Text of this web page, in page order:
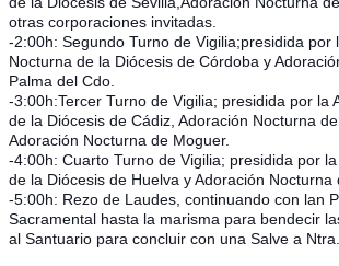
otras corporaciones invitadas.
-2:00h: Segundo Turno de Vigilia;presidida por
Nocturna de la Diócesis de Córdoba y
Palma del Cdo.
-3:00h:Tercer Turno de Vigilia; presidida por la
de la Diócesis de Cádiz, Adoración Nocturna
Adoración Nocturna de Moguer.
-4:00h: Cuarto Turno de Vigilia; presidida por
de la Diócesis de Huelva y Adoración Nocturna
-5:00h: Rezo de Laudes, continuando con lan
Sacramental hasta la marisma para bendecir
al Santuario para concluir con una Salve a